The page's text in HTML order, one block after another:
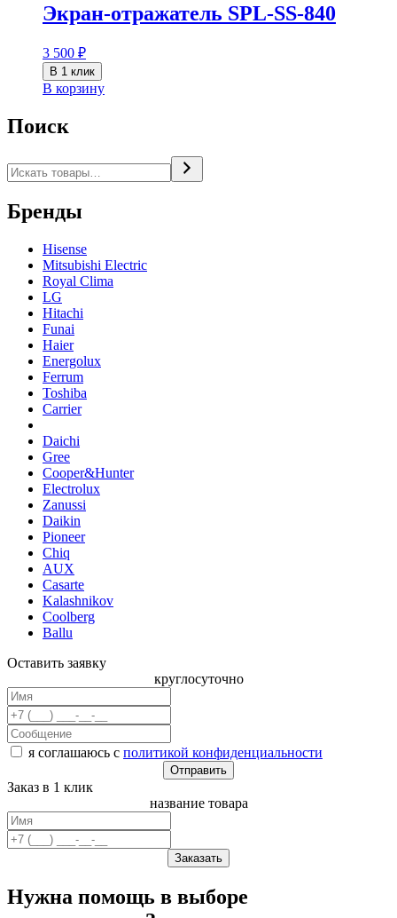
Экран-отражатель SPL-SS-840
3 500 ₽
В 1 клик
В корзину
Поиск
Поиск
Бренды
Hisense
Mitsubishi Electric
Royal Clima
LG
Hitachi
Funai
Haier
Energolux
Ferrum
Toshiba
Carrier
Daichi
Gree
Cooper&Hunter
Electrolux
Zanussi
Daikin
Pioneer
Chiq
AUX
Casarte
Kalashnikov
Coolberg
Ballu
Оставить заявку
круглосуточно
я соглашаюсь с политикой конфиденциальности
Заказ в 1 клик
название товара
Нужна помощь в выборе